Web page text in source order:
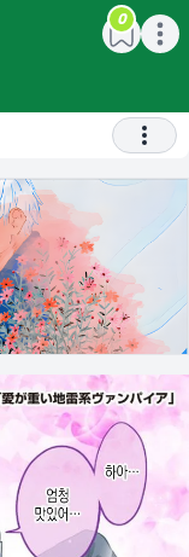
Open
0